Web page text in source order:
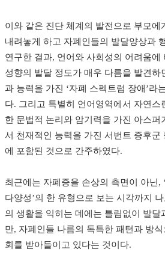
이와 같은 진단 체계의 발전으로 부모에
내려놓게 하고 자폐인들의 발달양상과
연구한 결과, 언어와 사회성의 어려움에
성향의 발달 정도가 매우 다름을 발견하
과 능력을 가진 ‘자폐 스펙트럼 장애’라
다. 그리고 특별히 언어영역에서 자연스
한 문법적 논리와 암기력을 가진 아스퍼
서 천재적인 능력을 가진 서번트 증후군
에 포함된 것으로 간주하였다.
최근에는 자폐증을 손상의 측면이 아닌,
다양성’의 한 유형으로 보는 시각까지
의 생활을 익히는 데에는 틀림없이 발달
만, 자폐인들 나름의 독특한 패턴과 방
회를 받아들이고 있다는 것이다.